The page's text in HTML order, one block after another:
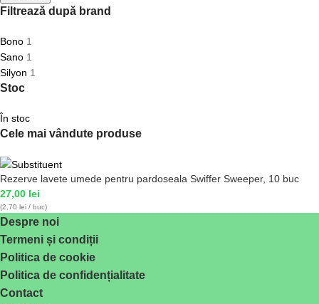
Filtrează după brand
Bono 1
Sano 1
Silyon 1
Stoc
În stoc
Cele mai vândute produse
Rezerve lavete umede pentru pardoseala Swiffer Sweeper, 10 buc
27,00 lei
(2,70 lei / buc)
Despre noi
Termeni și condiții
Politica de cookie
Politica de confidențialitate
Contact